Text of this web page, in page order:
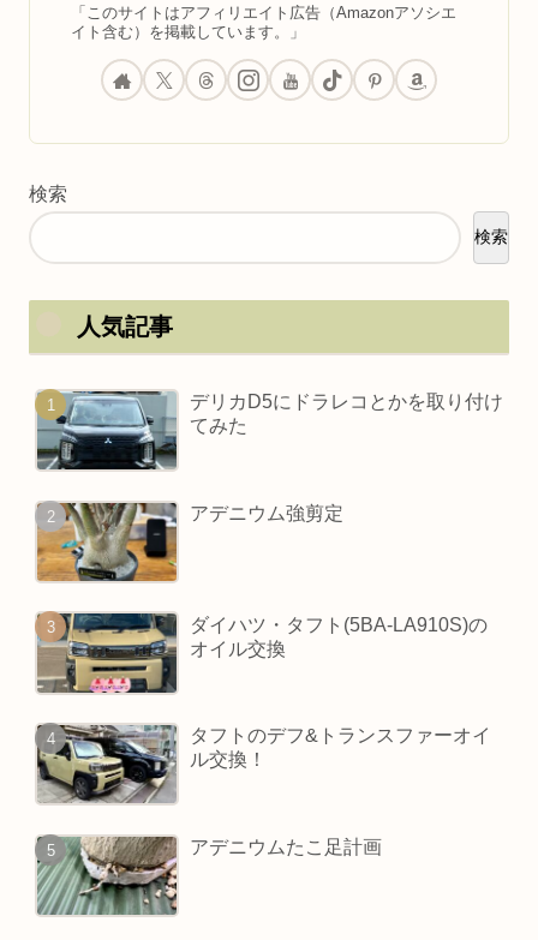
「このサイトはアフィリエイト広告（Amazonアソシエ
イト含む）を掲載しています。」
検索
検索
人気記事
デリカD5にドラレコとかを取り付け
てみた
アデニウム強剪定
ダイハツ・タフト(5BA-LA910S)の
オイル交換
タフトのデフ&トランスファーオイ
ル交換！
アデニウムたこ足計画